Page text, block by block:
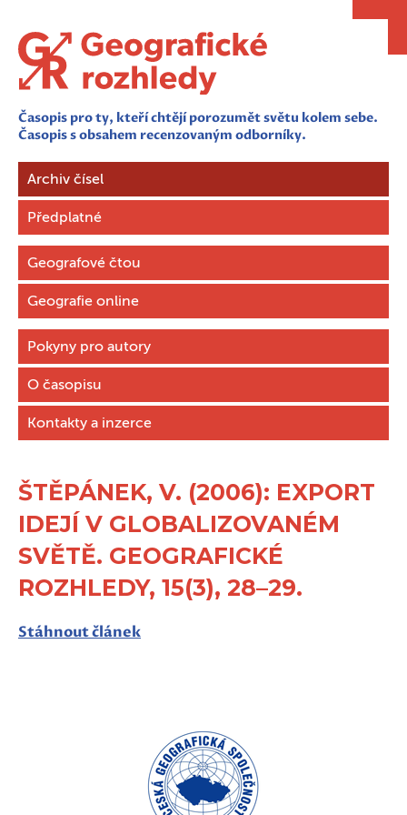
Časopis pro ty, kteří chtějí porozumět světu kolem sebe.
Časopis s obsahem recenzovaným odborníky.
Archiv čísel
Předplatné
Geografové čtou
Geografie online
Pokyny pro autory
O časopisu
Kontakty a inzerce
ŠTĚPÁNEK, V. (2006): EXPORT
IDEJÍ V GLOBALIZOVANÉM
SVĚTĚ. GEOGRAFICKÉ
ROZHLEDY, 15(3), 28–29.
Stáhnout článek